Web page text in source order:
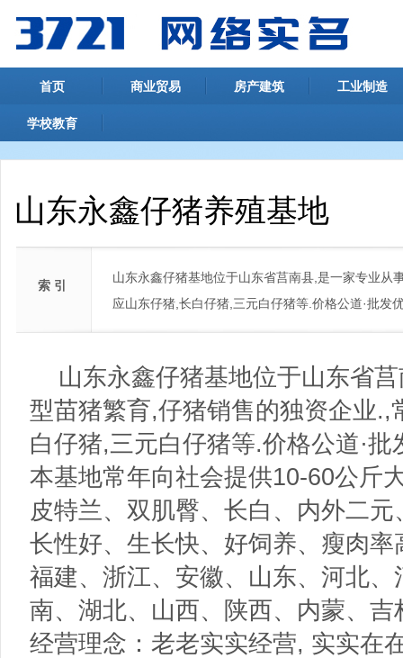
首页 商业贸易 房产建筑 工业制造
学校教育
山东永鑫仔猪养殖基地
索 引
山东永鑫仔猪基地位于山东省莒南县,是一家专业从
应山东仔猪,长白仔猪,三元白仔猪等.价格公道·批发
山东永鑫仔猪基地位于山东省
型苗猪繁育,仔猪销售的独资企业
白仔猪,三元白仔猪等.价格公道·
本基地常年向社会提供10-60公斤
皮特兰、双肌臀、长白、内外二
长性好、生长快、好饲养、瘦肉
福建、浙江、安徽、山东、河北
南、湖北、山西、陕西、内蒙、
经营理念：老老实实经营, 实实在